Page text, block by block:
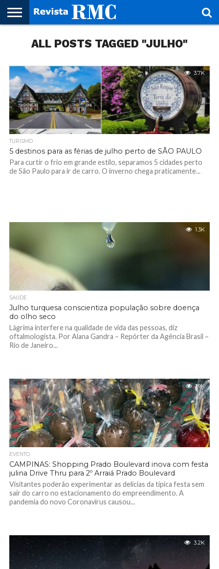
REVISTA
RMC
PROJETO
CULTURAL
RMC – 20
CIDADES
ARTE &
CULTURA
NOTÍCIAS
CORPORATIVAS
EDIÇÕES
ANTERIORES
PARCEIROS
FAÇA
FALE
CONOSCO
ALL POSTS TAGGED "JULHO"
3.7K
TURISMO
5 destinos para as férias de julho perto de SÃO PAULO
Para curtir o frio em grande estilo, separamos 5 cidades perto
de São Paulo para ir de carro. O inverno chega praticamente...
1.3K
SAÚDE
Julho turquesa conscientiza população sobre doença
do olho seco
Lágrima interfere na qualidade de vida das pessoas, diz
oftalmologista. Por Alana Gandra – Repórter da Agência Brasil –
Rio de Janeiro...
1.9K
EVENTO
CAMPINAS: Shopping Prado Boulevard inova com festa
julina Drive Thru para 2º Arraiá Prado Boulevard
Visitantes poderão experimentar as delícias da típica festa sem
sair do carro no estacionamento do empreendimento. A
pandemia do novo Coronavírus causou...
3.2K